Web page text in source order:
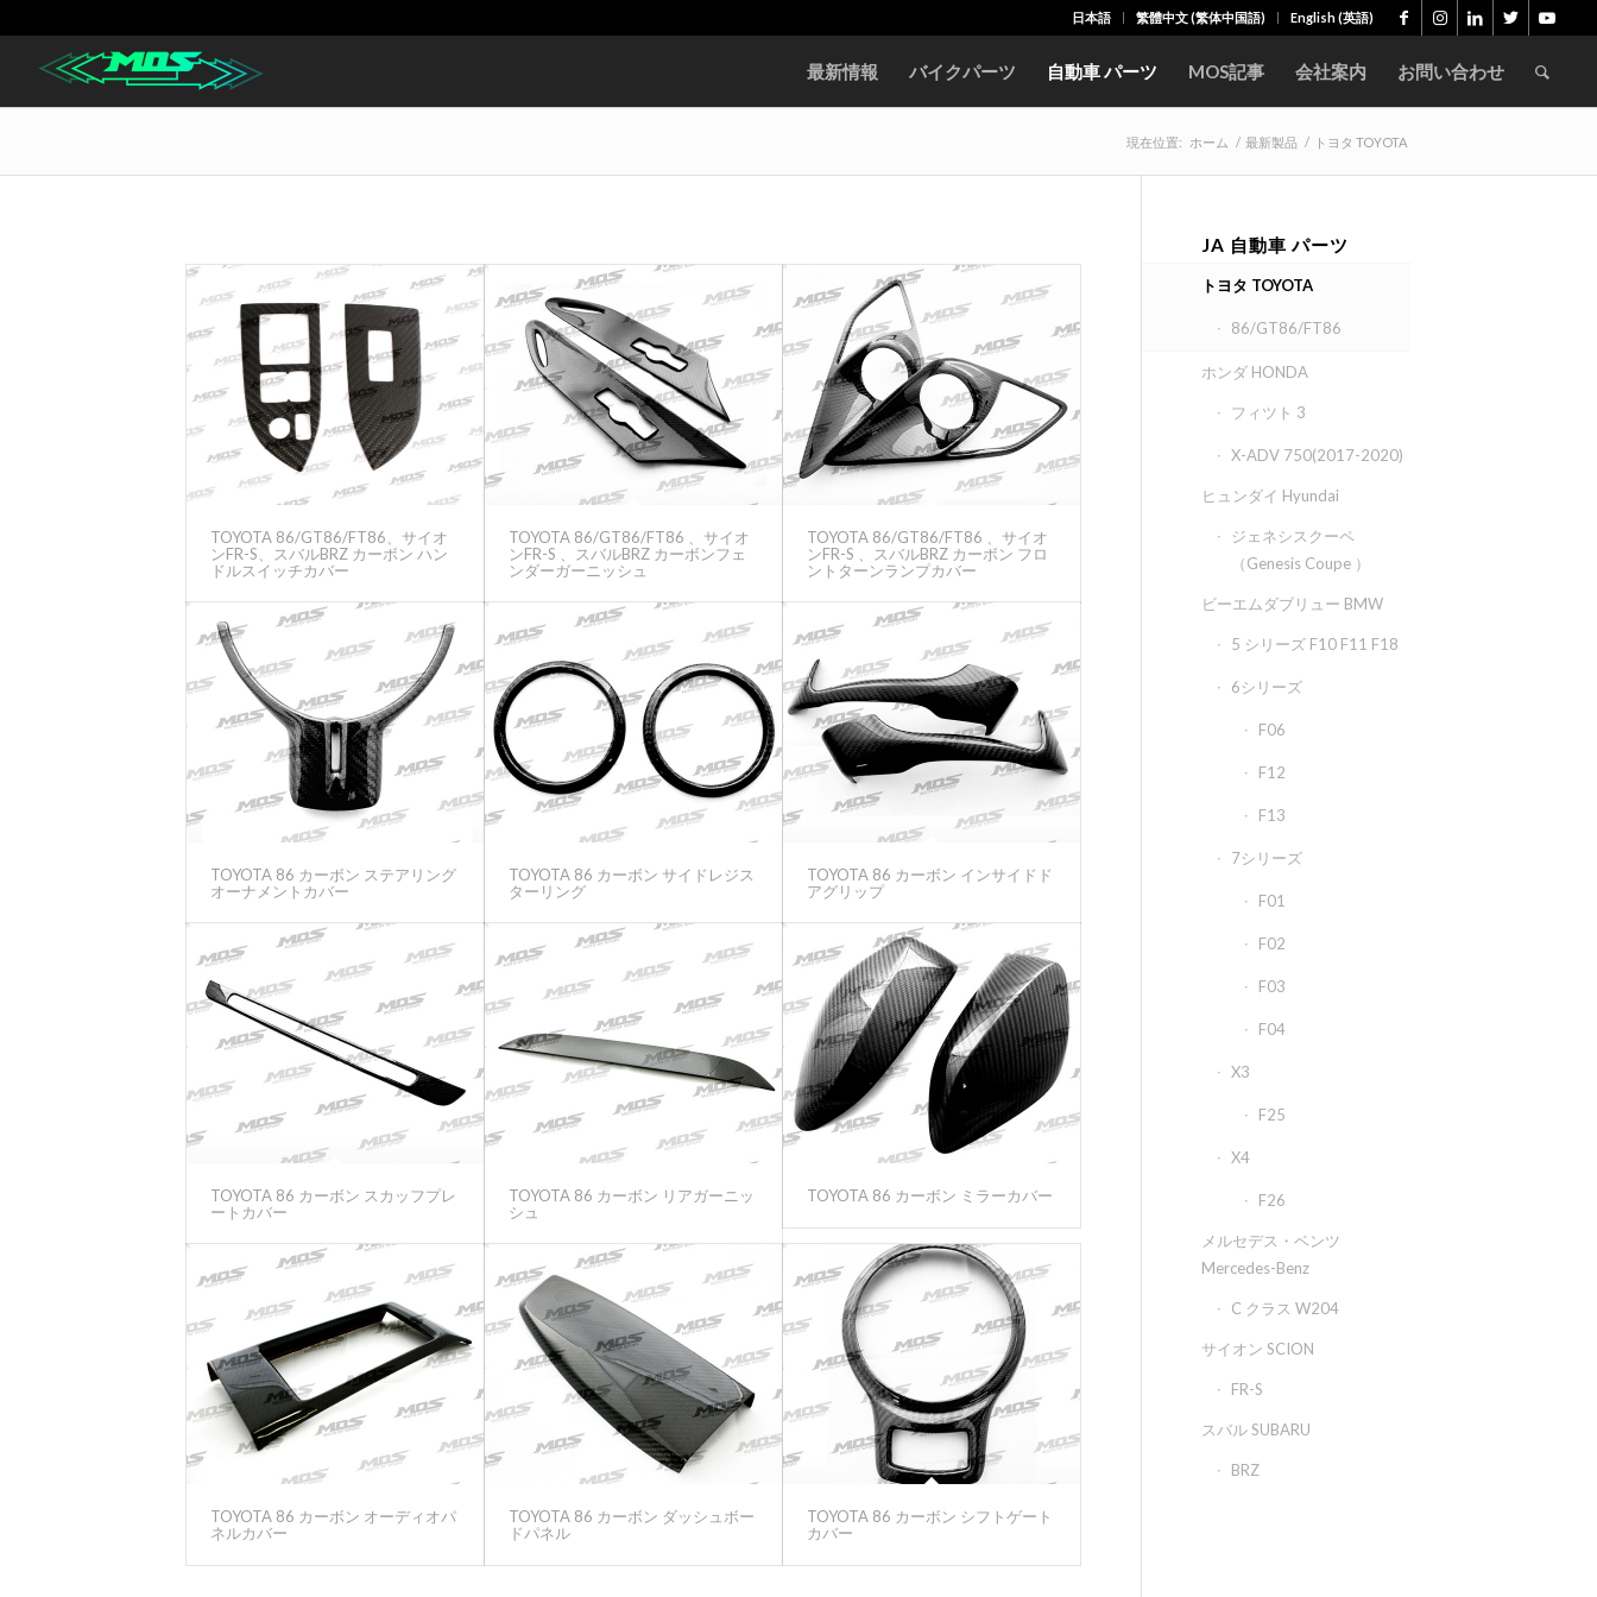
日本語 繁體中文(繁体中国語) English(英語)
最新情報 バイクパーツ 自動車 パーツ MOS記事 会社案内 お問い合わせ
現在位置: ホーム / 最新製品 / トヨタ TOYOTA
TOYOTA 86/GT86/FT86、サイオ
ンFR-S、スバルBRZ カーボン ハン
ドルスイッチカバー
TOYOTA 86/GT86/FT86 、サイオ
ンFR-S 、スバルBRZ カーボンフェ
ンダーガーニッシュ
TOYOTA 86/GT86/FT86 、サイオ
ンFR-S 、スバルBRZ カーボン フロ
ントターンランプカバー
TOYOTA 86 カーボン ステアリング
オーナメントカバー
TOYOTA 86 カーボン サイドレジス
ターリング
TOYOTA 86 カーボン インサイドド
アグリップ
TOYOTA 86 カーボン スカッフプレ
ートカバー
TOYOTA 86 カーボン リアガーニッ
シュ
TOYOTA 86 カーボン ミラーカバー
TOYOTA 86 カーボン オーディオパ
ネルカバー
TOYOTA 86 カーボン ダッシュボー
ドパネル
TOYOTA 86 カーボン シフトゲート
カバー
JA 自動車 パーツ
トヨタ TOYOTA
86/GT86/FT86
ホンダ HONDA
フィツト 3
X-ADV 750(2017-2020)
ヒュンダイ Hyundai
ジェネシスクーペ
（Genesis Coupe ）
ビーエムダブリュー BMW
5 シリーズ F10 F11 F18
6シリーズ
F06
F12
F13
7シリーズ
F01
F02
F03
F04
X3
F25
X4
F26
メルセデス・ベンツ
Mercedes-Benz
C クラス W204
サイオン SCION
FR-S
スバル SUBARU
BRZ